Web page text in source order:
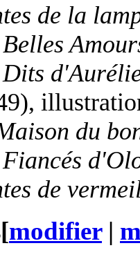
de la
du
de
[modifier|